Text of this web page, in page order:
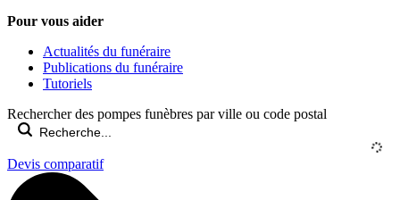
Pour vous aider
Actualités du funéraire
Publications du funéraire
Tutoriels
Rechercher des pompes funèbres par ville ou code postal
Devis comparatif